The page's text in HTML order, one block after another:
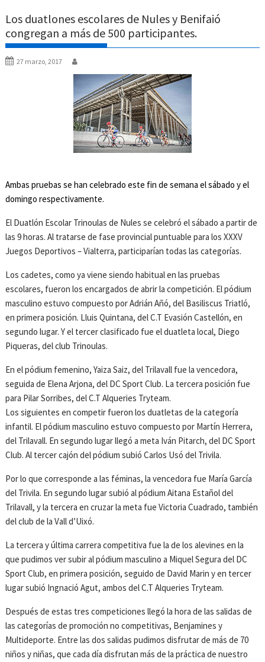
Los duatlones escolares de Nules y Benifaió
congregan a más de 500 participantes.
27 marzo, 2017
Ambas pruebas se han celebrado este fin de semana el sábado y el
domingo respectivamente.
El Duatlón Escolar Trinoulas de Nules se celebró el sábado a partir de
las 9 horas. Al tratarse de fase provincial puntuable para los XXXV
Juegos Deportivos – Vialterra, participarían todas las categorías.
Los cadetes, como ya viene siendo habitual en las pruebas
escolares, fueron los encargados de abrir la competición. El pódium
masculino estuvo compuesto por Adrián Añó, del Basiliscus Triatló,
en primera posición. Lluis Quintana, del C.T Evasión Castellón, en
segundo lugar. Y el tercer clasificado fue el duatleta local, Diego
Piqueras, del club Trinoulas.
En el pódium femenino, Yaiza Saiz, del Trilavall fue la vencedora,
seguida de Elena Arjona, del DC Sport Club. La tercera posición fue
para Pilar Sorribes, del C.T Alqueries Tryteam.
Los siguientes en competir fueron los duatletas de la categoría
infantil. El pódium masculino estuvo compuesto por Martín Herrera,
del Trilavall. En segundo lugar llegó a meta Iván Pitarch, del DC Sport
Club. Al tercer cajón del pódium subió Carlos Usó del Trivila.
Por lo que corresponde a las féminas, la vencedora fue María García
del Trivila. En segundo lugar subió al pódium Aitana Estañol del
Trilavall, y la tercera en cruzar la meta fue Victoria Cuadrado, también
del club de la Vall d’Uixó.
La tercera y última carrera competitiva fue la de los alevines en la
que pudimos ver subir al pódium masculino a Miquel Segura del DC
Sport Club, en primera posición, seguido de David Marin y en tercer
lugar subió Ingnació Agut, ambos del C.T Alqueries Tryteam.
Después de estas tres competiciones llegó la hora de las salidas de
las categorías de promoción no competitivas, Benjamines y
Multideporte. Entre las dos salidas pudimos disfrutar de más de 70
niños y niñas, que cada día disfrutan más de la práctica de nuestro